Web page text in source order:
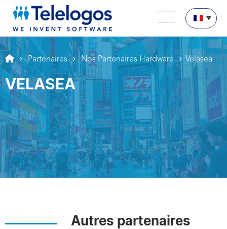
Aller au texte
Aller au menu
Passer au contenu
Menu principal
Partenaires Nos Partenaires Hardware Velasea
VELASEA
Autres partenaires